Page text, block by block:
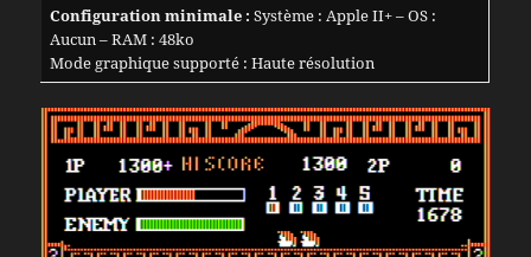
Configuration minimale : Système : Apple II+ – OS :
Aucun – RAM : 48ko
Mode graphique supporté : Haute résolution